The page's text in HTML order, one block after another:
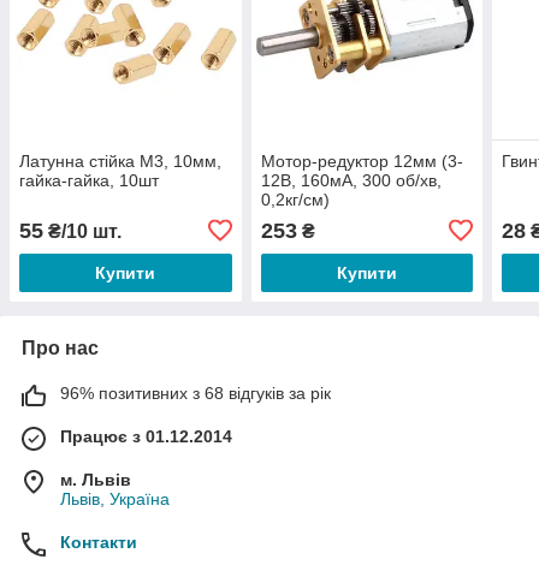
Латунна стійка М3, 10мм,
гайка-гайка, 10шт
55 ₴/10 шт.
Купити
Мотор-редуктор 12мм (3-
12В, 160мА, 300 об/хв,
0,2кг/см)
253₴
Купити
28
Про нас
96% позитивних з 68 відгуків за рік
Працює з 01.12.2014
м. Львів
Львів, Україна
Контакти